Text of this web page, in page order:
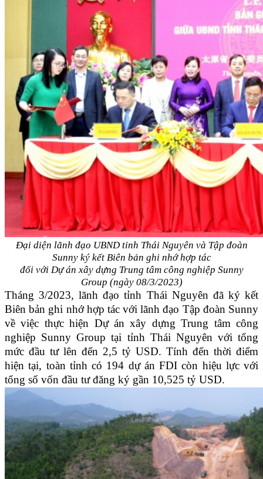
Đại diện lãnh đạo UBND tỉnh Thái Nguyên và Tập đoàn
Sunny ký kết Biên bản ghi nhớ hợp tác
đối với Dự án xây dựng Trung tâm công nghiệp Sunny
Group (ngày 08/3/2023)
Tháng 3/2023, lãnh đạo tỉnh Thái Nguyên đã ký kết
Biên bản ghi nhớ hợp tác với lãnh đạo Tập đoàn Sunny
về việc thực hiện Dự án xây dựng Trung tâm công
nghiệp Sunny Group tại tỉnh Thái Nguyên với tổng
mức đầu tư lên đến 2,5 tỷ USD. Tính đến thời điểm
hiện tại, toàn tỉnh có 194 dự án FDI còn hiệu lực với
tổng số vốn đầu tư đăng ký gần 10,525 tỷ USD.